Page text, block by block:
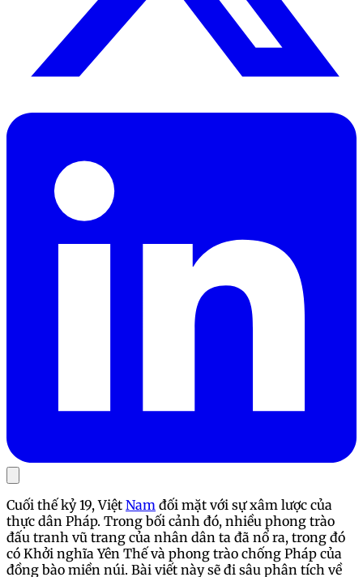
Cuối thế kỷ 19, Việt Nam đối mặt với sự xâm lược của
thực dân Pháp. Trong bối cảnh đó, nhiều phong trào
đấu tranh vũ trang của nhân dân ta đã nổ ra, trong đó
có Khởi nghĩa Yên Thế và phong trào chống Pháp của
đồng bào miền núi. Bài viết này sẽ đi sâu phân tích về